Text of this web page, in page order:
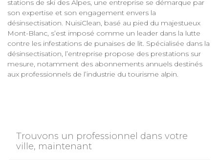
stations de ski des Alpes, une entreprise se démarque par
son expertise et son engagement envers la
désinsectisation. NuisiClean, basé au pied du majestueux
Mont-Blanc, s’est imposé comme un leader dans la lutte
contre les infestations de punaises de lit. Spécialisée dans la
désinsectisation, l’entreprise propose des prestations sur
mesure, notamment des abonnements annuels destinés
aux professionnels de l’industrie du tourisme alpin.
Trouvons un professionnel dans votre
ville, maintenant